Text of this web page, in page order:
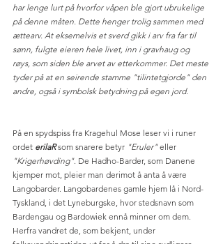
har lenge lurt på hvorfor våpen ble gjort ubrukelige
på denne måten. Dette henger trolig sammen med
ættearv. At eksemelvis et sverd gikk i arv fra far til
sønn, fulgte eieren hele livet, inn i gravhaug og
røys, som siden ble arvet av etterkommer. Det meste
tyder på at en seirende stamme "tilintetgjorde" den
andre, også i symbolsk betydning på egen jord.
På en spydspiss fra Kragehul Mose leser vi i runer
ordet erilaR som snarere betyr "Eruler" eller
"Krigerhøvding". De Hadho-Barder, som Danene
kjemper mot, pleier man derimot å anta å være
Langobarder. Langobardenes gamle hjem lå i Nord-
Tyskland, i det Lyneburgske, hvor stedsnavn som
Bardengau og Bardowiek ennå minner om dem.
Herfra vandret de, som bekjent, under